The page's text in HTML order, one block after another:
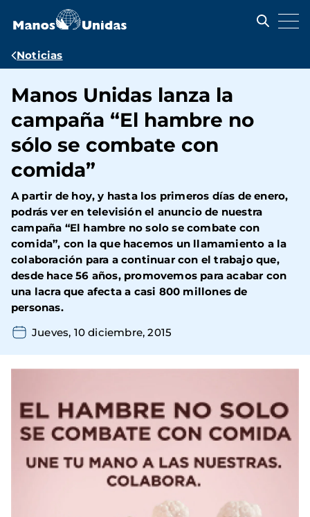
contenido
Ruta
navegación
Noticias
Manos Unidas lanza la
campaña “El hambre no
sólo se combate con
comida”
A partir de hoy, y hasta los primeros días de enero,
podrás ver en televisión el anuncio de nuestra
campaña “El hambre no solo se combate con
comida”, con la que hacemos un llamamiento a la
colaboración para a continuar con el trabajo que,
desde hace 56 años, promovemos para acabar con
una lacra que afecta a casi 800 millones de
personas.
Jueves, 10 diciembre, 2015